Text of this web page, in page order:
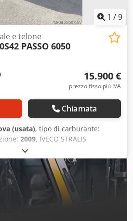
1 /9
e telone
PASSO 6050
15.900 €
prezzo fisso più IVA
Chiamata
(usata), tipo di carburante:
2009, IVECO STRALIS
MANUALE MOTRICE 3 ASSI
E SOLLEVABILE SPONDA
DHOLLANDIA DA 30 QUINTALI
9,60 MOTORE SOSTITUITO CON
IN FATTURA VEICOLO IN OTTIME
N Nvox Anzek